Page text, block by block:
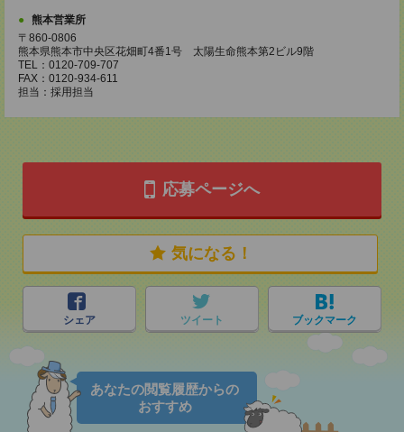
熊本営業所
〒860-0806
熊本県熊本市中央区花畑町4番1号 太陽生命熊本第2ビル9階
TEL：0120-709-707
FAX：0120-934-611
担当：採用担当
応募ページへ
気になる！
シェア ツイート ブックマーク
あなたの閲覧履歴からの
おすすめ